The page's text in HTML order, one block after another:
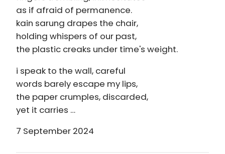
as if afraid of permanence.
kain sarung drapes the chair,
holding whispers of our past,
the plastic creaks under time's weight.
i speak to the wall, careful
words barely escape my lips,
the paper crumples, discarded,
yet it carries …
7 September 2024